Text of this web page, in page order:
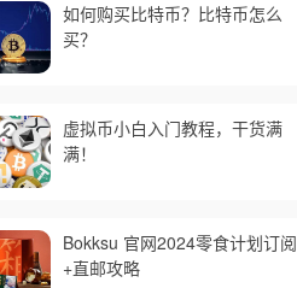
如何购买比特币？比特币怎么
买？
虚拟币小白入门教程，干货满
满！
Bokksu 官网2024零食计划订阅
+直邮攻略